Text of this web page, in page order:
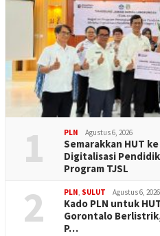
1 PLN Agustus 6, 2026
Semarakkan HUT
Digitalisasi
Program TJSL
2 PLN, SULUT Agustus 6, 2026
Kado PLN untuk
Gorontalo
P…